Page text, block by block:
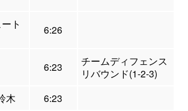
ト
6:26
6:23
チームディフェンス
リバウンド(1-2-3)
木
6:23